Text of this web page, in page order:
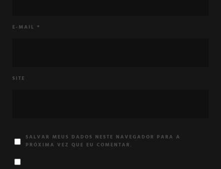
E-MAIL *
SITE
SALVAR MEUS DADOS NESTE NAVEGADOR PARA A
PRÓXIMA VEZ QUE EU COMENTAR.